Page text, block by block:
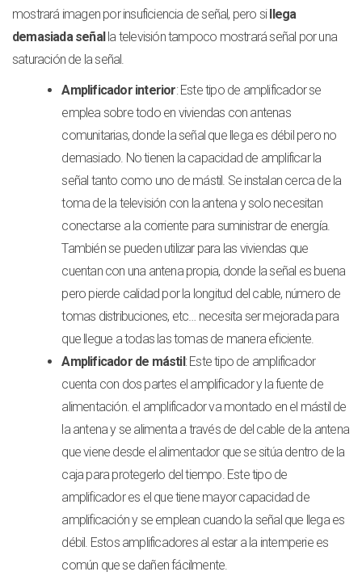
mostrará imagen por insuficiencia de señal, pero sillega
demasiada señalla televisión tampoco mostrará señal por una
saturación de la señal.
Amplificador interior: Este tipo de amplificador se
emplea sobre todo en viviendas con antenas
comunitarias, donde la señal que llega es débil pero no
demasiado. No tienen la capacidad de amplificar la
señal tanto como uno de mástil. Se instalan cerca de la
toma de la televisión con la antena y solo necesitan
conectarse a la corriente para suministrar de energía.
También se pueden utilizar para las viviendas que
cuentan con una antena propia, donde la señal es buena
pero pierde calidad por la longitud del cable, número de
tomas distribuciones, etc… necesita ser mejorada para
que llegue a todas las tomas de manera eficiente.
Amplificador de mástil: Este tipo de amplificador
cuenta con dos partes el amplificador y la fuente de
alimentación. el amplificador va montado en el mástil de
la antena y se alimenta a través de del cable de la antena
que viene desde el alimentador que se sitúa dentro de la
caja para protegerlo del tiempo. Este tipo de
amplificador es el que tiene mayor capacidad de
amplificación y se emplean cuando la señal que llega es
débil. Estos amplificadores al estar a la intemperie es
común que se dañen fácilmente.